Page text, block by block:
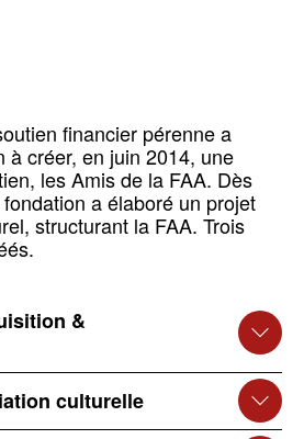
financier pérenne a
à créer, en juin 2014, une
les Amis de la FAA. Dès
a élaboré un projet
structurant la FAA. Trois
&
culturelle